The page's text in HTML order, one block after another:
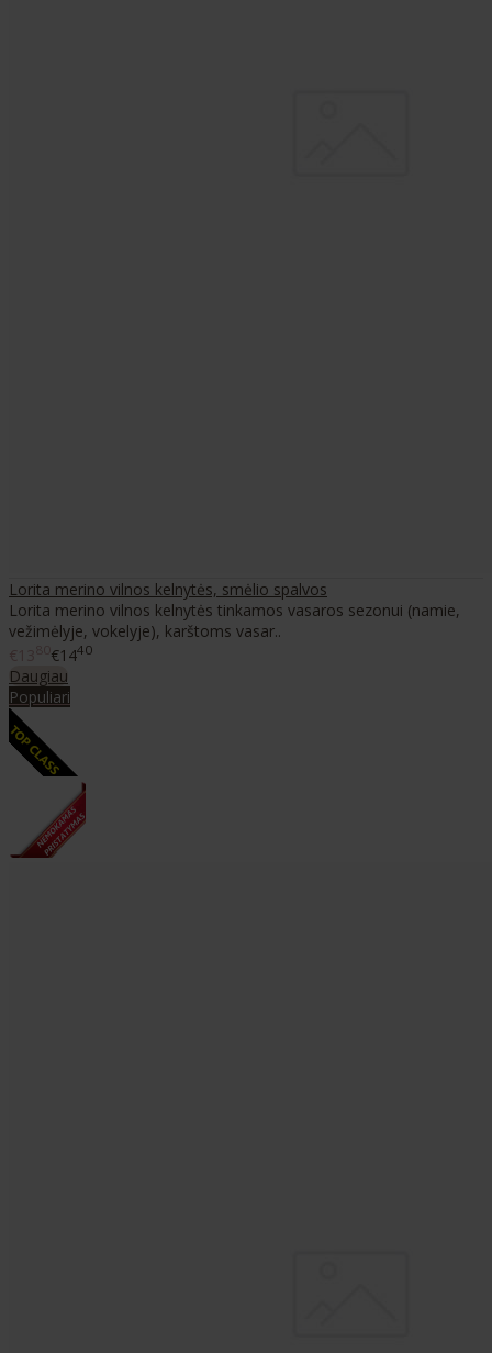
Lorita merino vilnos kelnytės, smėlio spalvos
Lorita merino vilnos kelnytės tinkamos vasaros sezonui (namie,
vežimėlyje, vokelyje), karštoms vasar..
€1440
Daugiau
Populiari